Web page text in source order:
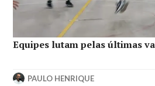
Equipes lutam pelas últimas
PAULO HENRIQUE